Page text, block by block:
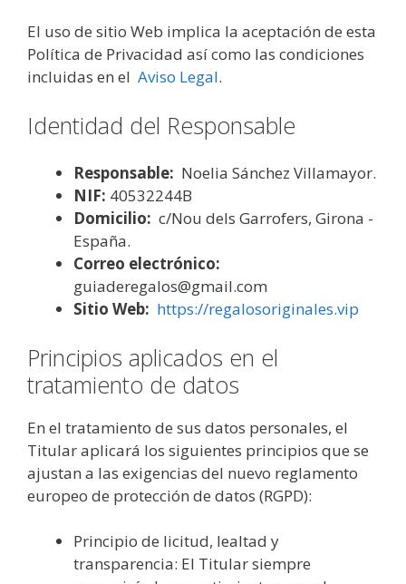
El uso de sitio Web implica la aceptación de esta
Política de Privacidad así como las condiciones
incluidas en el Aviso Legal.
Identidad del Responsable
Responsable: Noelia Sánchez Villamayor.
NIF: 40532244B
Domicilio: c/Nou dels Garrofers, Girona -
España.
Correo electrónico:
guiaderegalos@gmail.com
Sitio Web: https://regalosoriginales.vip
Principios aplicados en el
tratamiento de datos
En el tratamiento de sus datos personales, el
Titular aplicará los siguientes principios que se
ajustan a las exigencias del nuevo reglamento
europeo de protección de datos (RGPD):
Principio de licitud, lealtad y
transparencia: El Titular siempre